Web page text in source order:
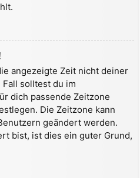
angezeigte Zeit nicht deiner
solltest du im
dich passende Zeitzone
Die Zeitzone kann
geändert werden.
bist, ist dies ein guter Grund,